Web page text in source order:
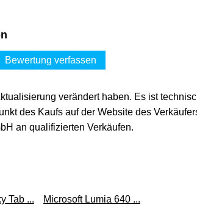
Bewertung verfassen
verändert haben. Es ist
des Kaufs auf der Website des
an qualifizierten Verkäufen.
Tab ...
Microsoft Lumia 640 ...